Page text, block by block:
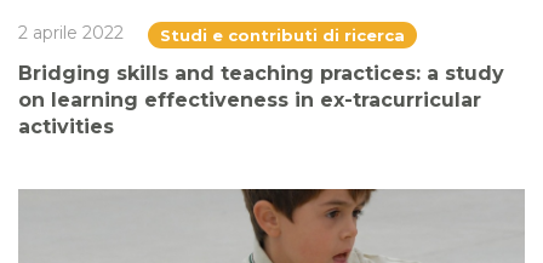
2 aprile 2022 Studi e contributi di ricerca
Bridging skills and teaching practices: a study
on learning effectiveness in ex-tracurricular
activities